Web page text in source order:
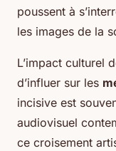
poussent à
les images de la
L’impact culturel
d’influer sur les
incisive est
audiovisuel
ce croisement